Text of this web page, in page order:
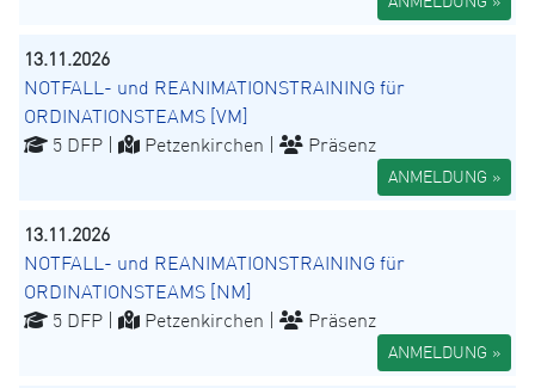
13.11.2026
NOTFALL- und REANIMATIONSTRAINING für
ORDINATIONSTEAMS [VM]
5 DFP |
Petzenkirchen | Präsenz
ANMELDUNG »
13.11.2026
NOTFALL- und REANIMATIONSTRAINING für
ORDINATIONSTEAMS [NM]
5 DFP |
Petzenkirchen | Präsenz
ANMELDUNG »